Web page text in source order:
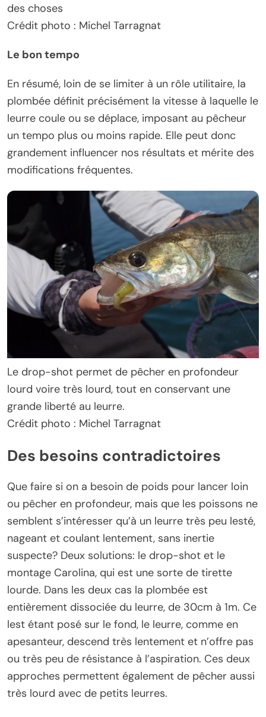
des choses
Crédit photo : Michel Tarragnat
Le bon tempo
En résumé, loin de se limiter à un rôle utilitaire, la
plombée définit précisément la vitesse à laquelle le
leurre coule ou se déplace, imposant au pêcheur
un tempo plus ou moins rapide. Elle peut donc
grandement influencer nos résultats et mérite des
modifications fréquentes.
Le drop-shot permet de pêcher en profondeur
lourd voire très lourd, tout en conservant une
grande liberté au leurre.
Crédit photo : Michel Tarragnat
Des besoins contradictoires
Que faire si on a besoin de poids pour lancer loin
ou pêcher en profondeur, mais que les poissons ne
semblent s’intéresser qu’à un leurre très peu lesté,
nageant et coulant lentement, sans inertie
suspecte? Deux solutions: le drop-shot et le
montage Carolina, qui est une sorte de tirette
lourde. Dans les deux cas la plombée est
entièrement dissociée du leurre, de 30cm à 1m. Ce
lest étant posé sur le fond, le leurre, comme en
apesanteur, descend très lentement et n’offre pas
ou très peu de résistance à l’aspiration. Ces deux
approches permettent également de pêcher aussi
très lourd avec de petits leurres.